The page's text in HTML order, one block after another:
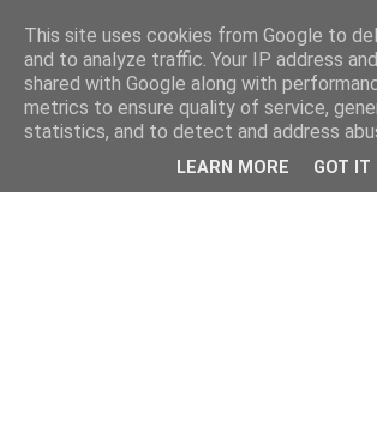
This site uses cookies from Google to
and to analyze traffic. Your IP address
shared with Google along with
metrics to ensure quality of service,
statistics, and to detect and address
LEARN MORE GOT IT